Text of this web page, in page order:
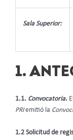
Sala Superior:
1.
1.1. Convocatoria.
PRIemitió la
1.2 Solicitud de